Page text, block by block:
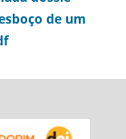
de um